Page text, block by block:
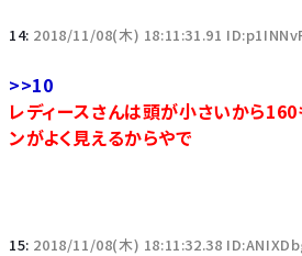
14: 2018/11/08(木) 18:11:31.91
>>10
レディースさんは頭が小さいから
ンがよく見えるからやで
15: 2018/11/08(木) 18:11:32.38